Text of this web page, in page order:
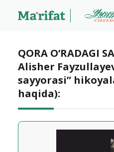
QORA O‘RADAGI
Alisher
sayyorasi”
haqida):